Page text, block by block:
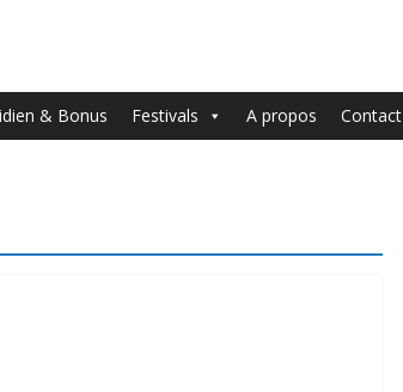
& Bonus Festivals A propos Contact